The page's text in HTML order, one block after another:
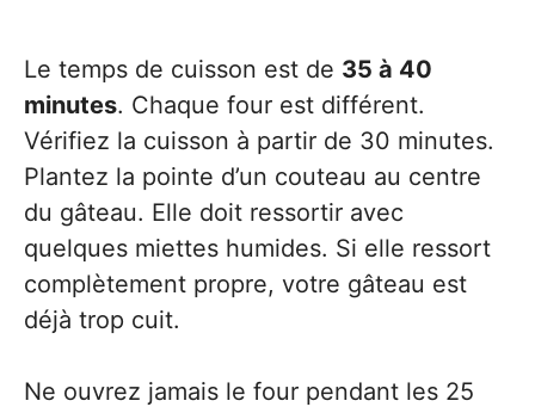
Le temps de cuisson est de 35 à 40
minutes. Chaque four est différent.
Vérifiez la cuisson à partir de 30 minutes.
Plantez la pointe d’un couteau au centre
du gâteau. Elle doit ressortir avec
quelques miettes humides. Si elle ressort
complètement propre, votre gâteau est
déjà trop cuit.
Ne ouvrez jamais le four pendant les 25